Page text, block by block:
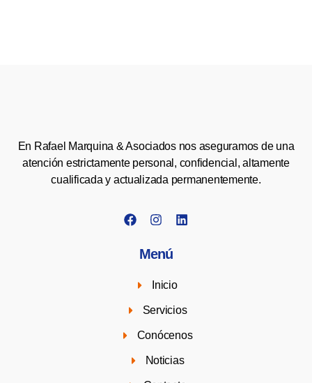
En Rafael Marquina & Asociados nos aseguramos de una
atención estrictamente personal, confidencial, altamente
cualificada y actualizada permanentemente.
Menú
Inicio
Servicios
Conócenos
Noticias